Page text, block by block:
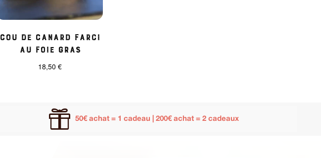
Cou de Canard Farci
au Foie Gras
18,50 €
 50€ achat = 1 cadeau | 200€ achat = 2 cadeaux